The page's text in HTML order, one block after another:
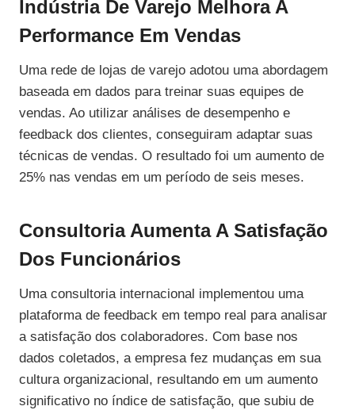
Indústria De Varejo Melhora A
Performance Em Vendas
Uma rede de lojas de varejo adotou uma abordagem
baseada em dados para treinar suas equipes de
vendas. Ao utilizar análises de desempenho e
feedback dos clientes, conseguiram adaptar suas
técnicas de vendas. O resultado foi um aumento de
25% nas vendas em um período de seis meses.
Consultoria Aumenta A Satisfação
Dos Funcionários
Uma consultoria internacional implementou uma
plataforma de feedback em tempo real para analisar
a satisfação dos colaboradores. Com base nos
dados coletados, a empresa fez mudanças em sua
cultura organizacional, resultando em um aumento
significativo no índice de satisfação, que subiu de